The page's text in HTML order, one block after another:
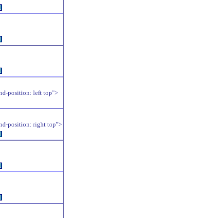
position: left top">
position: right top">